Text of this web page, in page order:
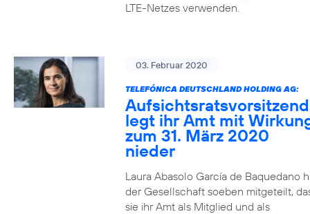
LTE-Netzes verwenden.
03. Februar 2020
TELEFÓNICA DEUTSCHLAND HOLDING AG:
legt ihr Amt mit
zum 31. März 2020
nieder
Laura Abasolo García de Baquedano
der Gesellschaft soeben mitgeteilt,
sie ihr Amt als Mitglied und als